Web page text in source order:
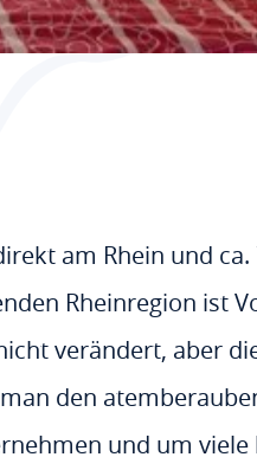
am Rhein und ca.
Rheinregion ist
verändert, aber
den
und um